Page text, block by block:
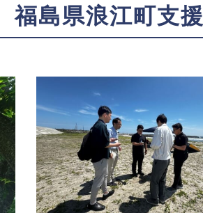
福島県浪江町支